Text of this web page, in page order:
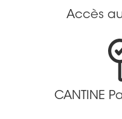
Accès
CANTINE